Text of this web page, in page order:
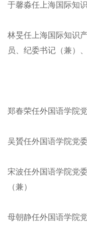
于馨淼任上海国际知
林旻任上海国际知识
员、纪委书记（兼）
郑春荣任外国语学院
吴贇任外国语学院党
宋波任外国语学院党
（兼）
母朝静任外国语学院